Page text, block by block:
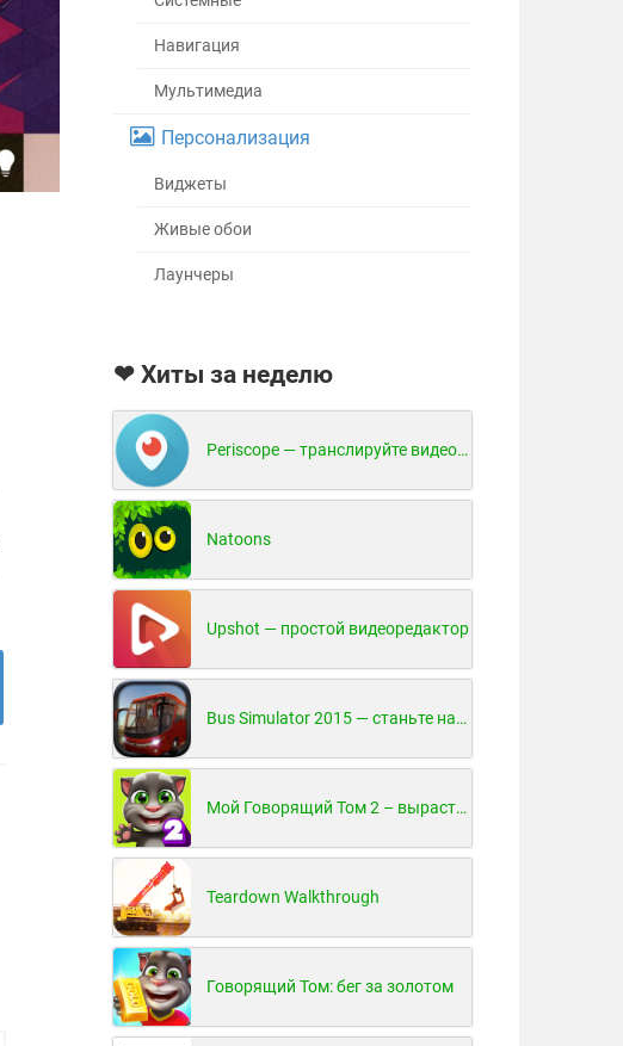
Навигация
Мультимедиа
Персонализация
Виджеты
Живые обои
Лаунчеры
❤ Хиты за неделю
Periscope — транслируйте видео в реальном времени!
Natoons
Upshot — простой видеоредактор
Bus Simulator 2015 — станьте настоящим водителем автобуса!
Мой Говорящий Том 2 – вырасти и воспитай своего котенка
Teardown Walkthrough
Говорящий Том: бег за золотом